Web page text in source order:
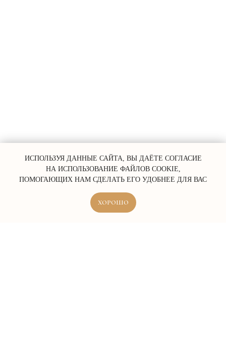
ИСПОЛЬЗУЯ ДАННЫЕ САЙТА, ВЫ ДАЁТЕ СОГЛАСИЕ
НА ИСПОЛЬЗОВАНИЕ ФАЙЛОВ COOKIE,
ПОМОГАЮЩИХ НАМ СДЕЛАТЬ ЕГО УДОБНЕЕ ДЛЯ ВАС
ХОРОШО